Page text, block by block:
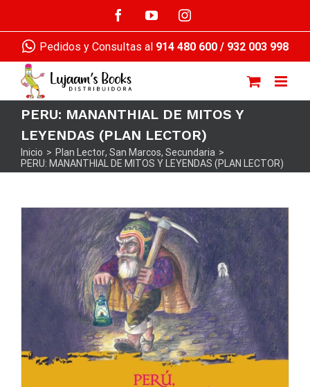
contenido
FacebookYouTubeInstagram
Pedidos y Consultas al 914 480 600/ 932 003 998
PERU: MANANTHIAL DE MITOS Y
LEYENDAS (PLAN LECTOR)
Inicio > Plan Lector, San Marcos, Secundaria >
PERU: MANANTHIAL DE MITOS Y LEYENDAS (PLAN LECTOR)